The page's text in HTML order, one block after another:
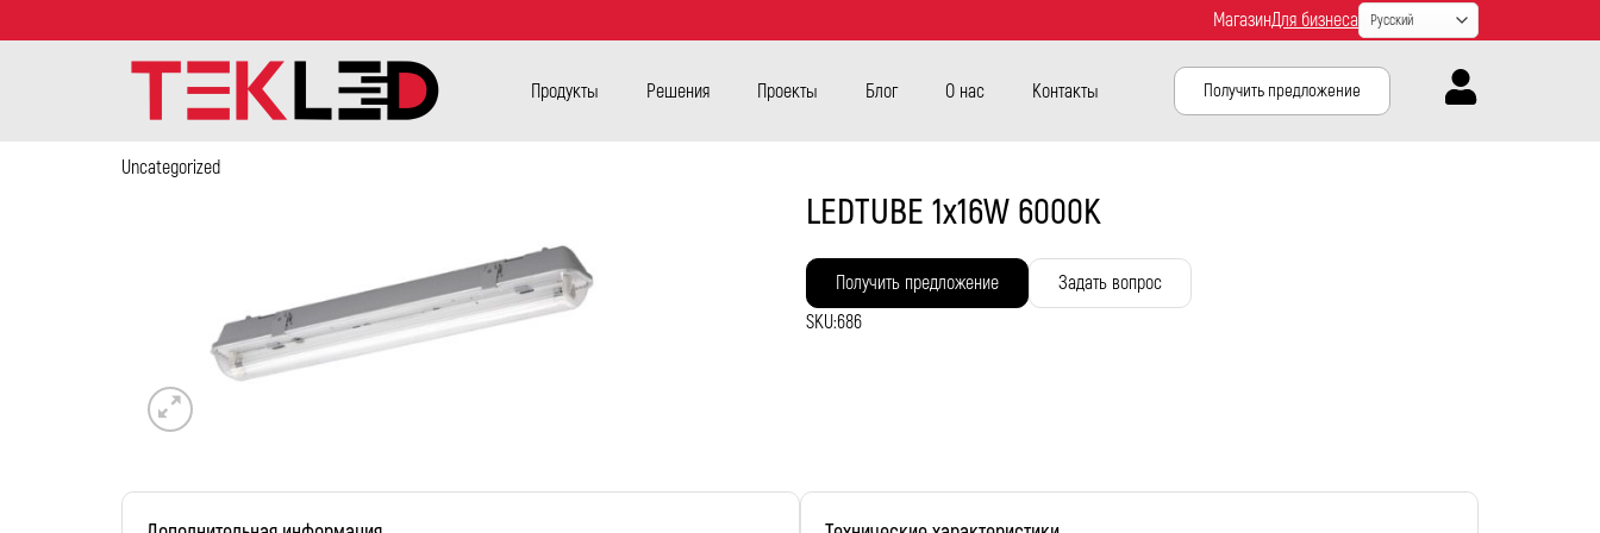
МагазинДля бизнеса
Продукты Решения Проекты Блог О нас Контакты Получить предложение
Uncategorized
LEDTUBE 1х16W 6000K
Получить предложение
Задать вопрос
SKU:686